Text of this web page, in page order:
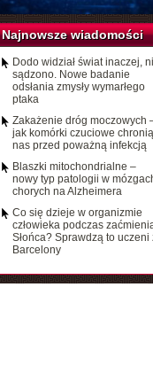
Najnowsze wiadomości
Dodo widział świat inaczej,
sądzono. Nowe badanie
odsłania zmysły wymarłego
ptaka
Zakażenie dróg moczowych
jak komórki czuciowe chronią
nas przed poważną infekcją
Blaszki mitochondrialne –
nowy typ patologii w
chorych na Alzheimera
Co się dzieje w organizmie
człowieka podczas
Słońca? Sprawdzą to uczeni
Barcelony